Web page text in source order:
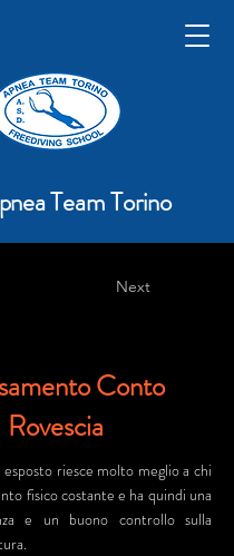
Team Torino
Next
Conto
Rovescia
esposto riesce molto meglio a chi
fisico costante e ha quindi una
e un buono controllo sulla